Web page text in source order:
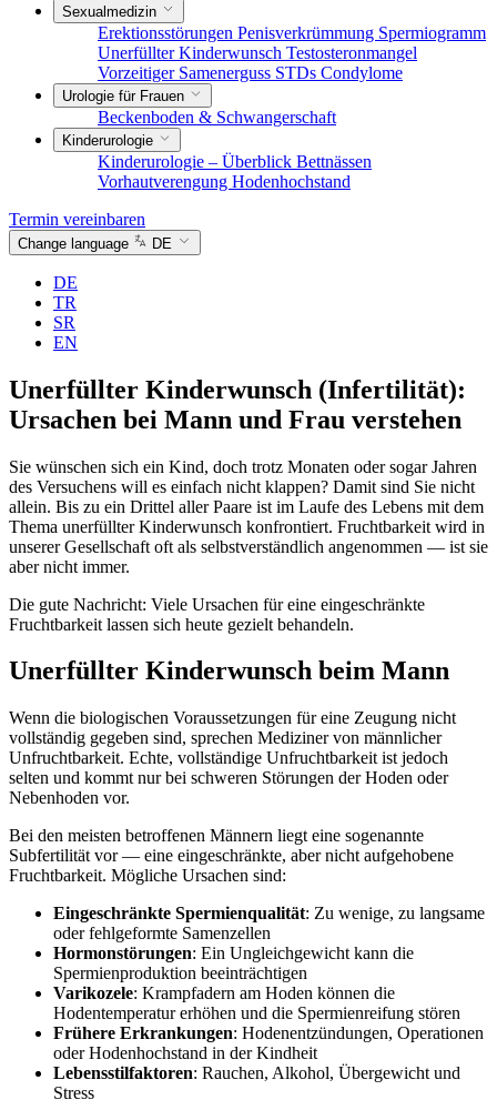
Sexualmedizin
Erektionsstörungen Penisverkrümmung Spermiogramm
Unerfüllter Kinderwunsch Testosteronmangel
Vorzeitiger Samenerguss STDs Condylome
Urologie für Frauen
Beckenboden & Schwangerschaft
Kinderurologie
Kinderurologie – Überblick Bettnässen
Vorhautverengung Hodenhochstand
Termin vereinbaren
Change language DE
DE
TR
SR
EN
Unerfüllter Kinderwunsch (Infertilität):
Ursachen bei Mann und Frau verstehen
Sie wünschen sich ein Kind, doch trotz Monaten oder sogar Jahren
des Versuchens will es einfach nicht klappen? Damit sind Sie nicht
allein. Bis zu ein Drittel aller Paare ist im Laufe des Lebens mit dem
Thema unerfüllter Kinderwunsch konfrontiert. Fruchtbarkeit wird in
unserer Gesellschaft oft als selbstverständlich angenommen — ist sie
aber nicht immer.
Die gute Nachricht: Viele Ursachen für eine eingeschränkte
Fruchtbarkeit lassen sich heute gezielt behandeln.
Unerfüllter Kinderwunsch beim Mann
Wenn die biologischen Voraussetzungen für eine Zeugung nicht
vollständig gegeben sind, sprechen Mediziner von männlicher
Unfruchtbarkeit. Echte, vollständige Unfruchtbarkeit ist jedoch
selten und kommt nur bei schweren Störungen der Hoden oder
Nebenhoden vor.
Bei den meisten betroffenen Männern liegt eine sogenannte
Subfertilität vor — eine eingeschränkte, aber nicht aufgehobene
Fruchtbarkeit. Mögliche Ursachen sind:
Eingeschränkte Spermienqualität: Zu wenige, zu langsame
oder fehlgeformte Samenzellen
Hormonstörungen: Ein Ungleichgewicht kann die
Spermienproduktion beeinträchtigen
Varikozele: Krampfadern am Hoden können die
Hodentemperatur erhöhen und die Spermienreifung stören
Frühere Erkrankungen: Hodenentzündungen, Operationen
oder Hodenhochstand in der Kindheit
Lebensstilfaktoren: Rauchen, Alkohol, Übergewicht und
Stress